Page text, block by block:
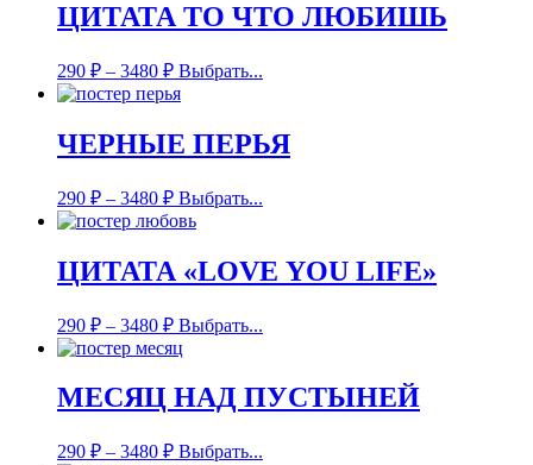
ЦИТАТА ТО ЧТО ЛЮБИШЬ
290 ₽ – 3480 ₽ Выбрать...
ЧЕРНЫЕ ПЕРЬЯ
290 ₽ – 3480 ₽ Выбрать...
ЦИТАТА «LOVE YOU LIFE»
290 ₽ – 3480 ₽ Выбрать...
МЕСЯЦ НАД ПУСТЫНЕЙ
290 ₽ – 3480 ₽ Выбрать...